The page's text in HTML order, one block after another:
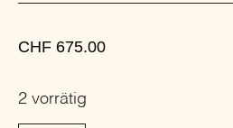
CHF 675.00
2 vorrätig